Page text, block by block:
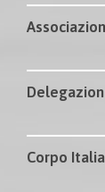
Corpo